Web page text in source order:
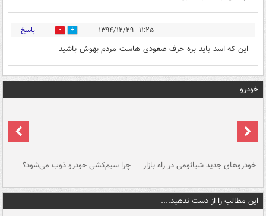
۱۱:۲۵ - ۱۳۹۴/۱۲/۲۹ 0 پاسخ
این که اسد باید بره حرف صعودی هاست مردم بهوش باشید
خودرو
خودروهای جدید شیائومی در راه بازار چرا سیم‌کشی خودرو ذوب می‌شود؟
این مطالب را از دست ندهید....